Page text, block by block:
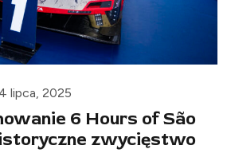
lipca, 2025
6 Hours of São
zwycięstwo